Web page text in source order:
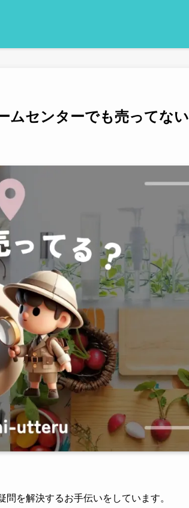
ムセンターでも売ってない
を解決するお手伝いをしています。